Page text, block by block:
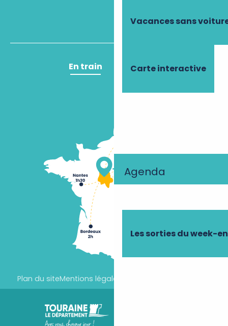
Vacances sans
Carte interactive
Agenda
Les sorties du week-
En train En avion
Plan du siteMentions légales